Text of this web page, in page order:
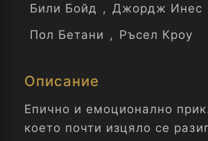
Били Бойд , Джордж Инес
Пол Бетани , Ръсел Кроу
Описание
Епично и емоционално
което почти изцяло се